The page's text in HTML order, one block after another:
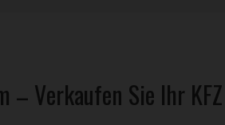
– Verkaufen Sie Ihr KFZ